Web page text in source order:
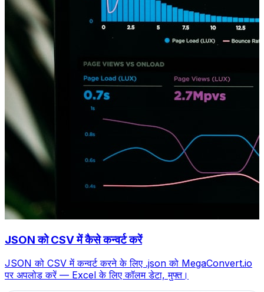
JSON को CSV में कैसे कन्वर्ट करें
JSON को CSV में कन्वर्ट करने के लिए .json को MegaConvert.io
पर अपलोड करें — Excel के लिए कॉलम डेटा, मुफ्त।